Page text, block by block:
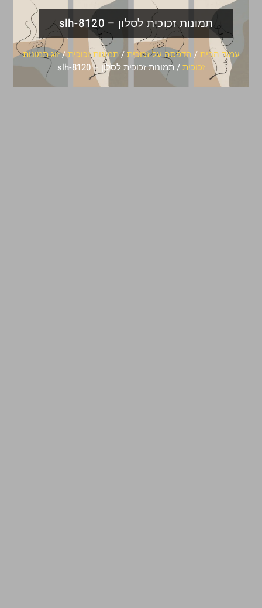
תמונות זכוכית לסלון – slh-8120
עמוד הבית/ הדפסה על זכוכית/תמונות זכוכית/זוג תמונות
זכוכית/ תמונות זכוכית לסלון – slh-8120